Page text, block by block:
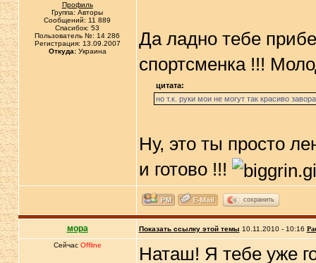
Профиль
Группа: Авторы
Сообщений: 11 889
Спасибок: 53
Пользователь №: 14 286
Регистрация: 13.09.2007
Откуда:Украина
Да ладно тебе
спортсменка !!!
цитата:
но т.к. руки мои не могут так красиво
Ну, это ты просто
и готово !!!
сохранить
мора Показать ссылку этой темы 10.11.2010 - 10:16
Сейчас Offline
Наташ! Я тебе уже